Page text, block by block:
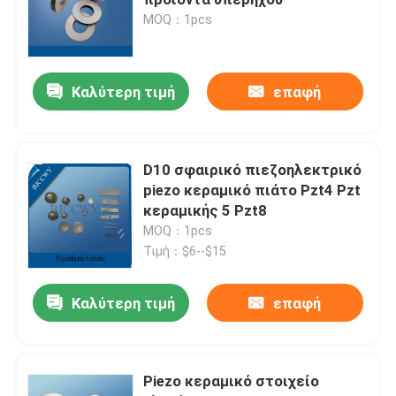
πιεζοηλεκτρικός υπερηχητικός μετατροπέας
Υποβρύχιες υπερήχων αισθητήριο
υπερήχων συχνότητα γεννήτρια
Υπερήχων μηχάνημα καθαρισμού
Υπερηχητικός διακόπτης κυττάρων
Υπερηχητικός αντιδραστήρας
MOQ：1pcs
Καλύτερη τιμή επαφή
D10 σφαιρικό πιεζοηλεκτρικό
piezo κεραμικό πιάτο Pzt4 Pzt
κεραμικής 5 Pzt8
MOQ：1pcs
Τιμή：$6--$15
Καλύτερη τιμή επαφή
Piezo κεραμικό στοιχείο